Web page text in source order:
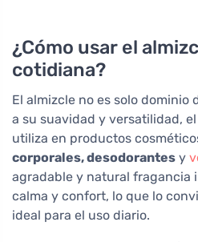
¿Cómo usar el
cotidiana?
El almizcle no es solo dominio
a su suavidad y versatilidad,
utiliza en productos
corporales, desodorantes y
agradable y natural fragancia
calma y confort, lo que lo
ideal para el uso diario.